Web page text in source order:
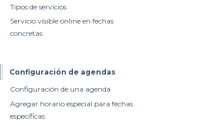
Tipos de servicios
Servicio visible online en fechas
concretas
Configuración de agendas
Configuración de una agenda
Agregar horario especial para fechas
específicas